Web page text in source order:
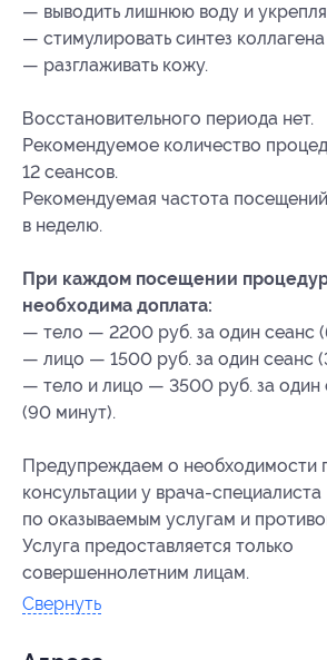
— выводить лишнюю воду и
— стимулировать синтез
— разглаживать кожу.
Восстановительного периода нет.
Рекомендуемое количество
12 сеансов.
Рекомендуемая частота
в неделю.
При каждом посещении
необходима доплата:
— тело — 2200 руб. за один сеанс
— лицо — 1500 руб. за один сеанс
— тело и лицо — 3500 руб. за один
(90 минут).
Предупреждаем о необходимости
консультации у врача-специалиста
по оказываемым услугам и
Услуга предоставляется только
совершеннолетним лицам.
Свернуть